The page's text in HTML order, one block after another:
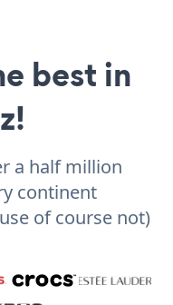
best in
a half million
continent
of course not)